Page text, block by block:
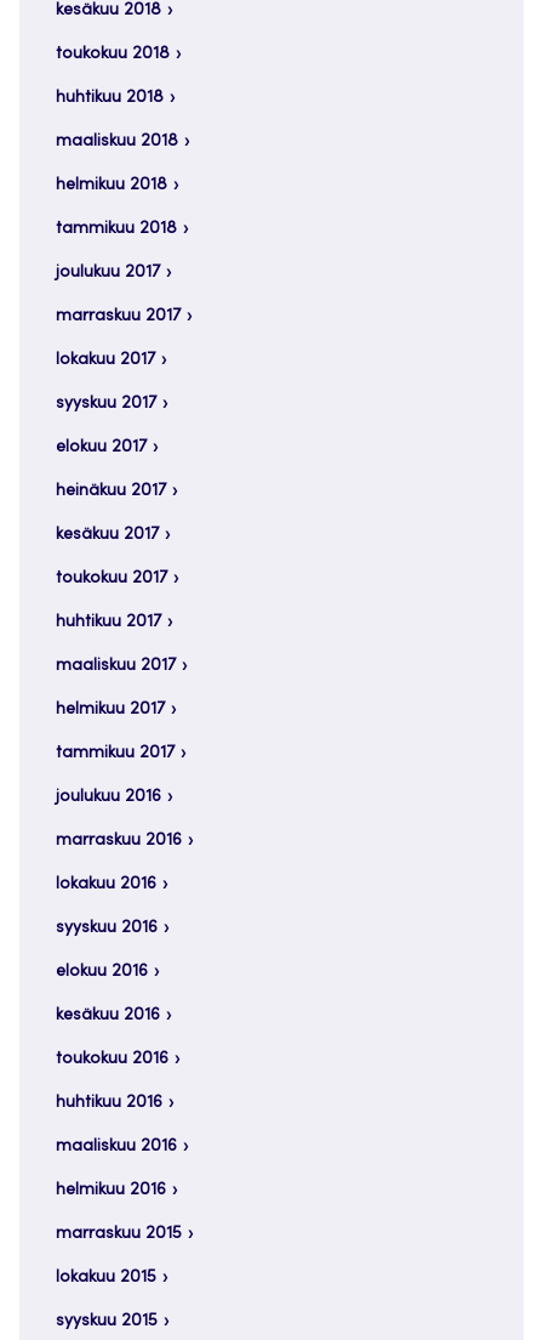
kesäkuu 2018
toukokuu 2018
huhtikuu 2018
maaliskuu 2018
helmikuu 2018
tammikuu 2018
joulukuu 2017
marraskuu 2017
lokakuu 2017
syyskuu 2017
elokuu 2017
heinäkuu 2017
kesäkuu 2017
toukokuu 2017
huhtikuu 2017
maaliskuu 2017
helmikuu 2017
tammikuu 2017
joulukuu 2016
marraskuu 2016
lokakuu 2016
syyskuu 2016
elokuu 2016
kesäkuu 2016
toukokuu 2016
huhtikuu 2016
maaliskuu 2016
helmikuu 2016
marraskuu 2015
lokakuu 2015
syyskuu 2015